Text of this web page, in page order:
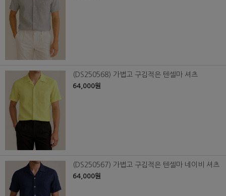
(DS250568) 가볍고 구김적은 텐셀마 셔츠
64,000원
(DS250567) 가볍고 구김적은 텐셀마 네이비 셔츠
64,000원